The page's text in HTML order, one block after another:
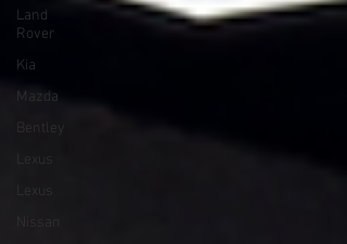
Land
Rover
Kia
Mazda
Bentley
Lexus
Lexus